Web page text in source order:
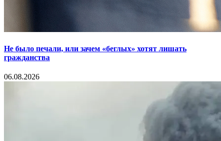
Не было печали, или зачем «беглых» хотят лишать
гражданства
06.08.2026